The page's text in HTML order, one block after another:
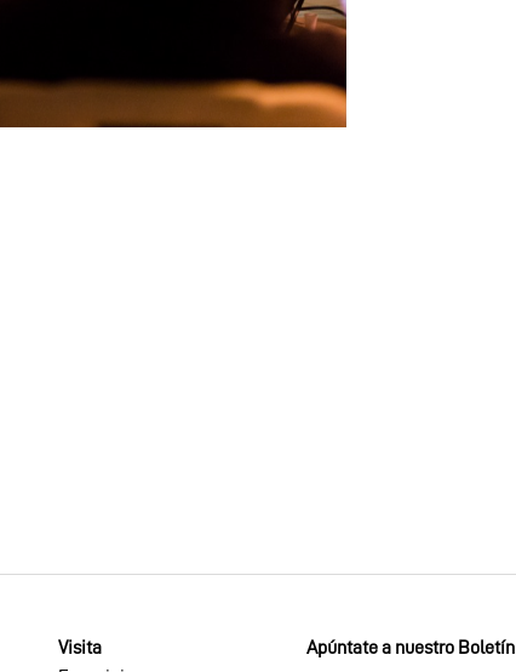
Visita
Apúntate a nuestro Boletín